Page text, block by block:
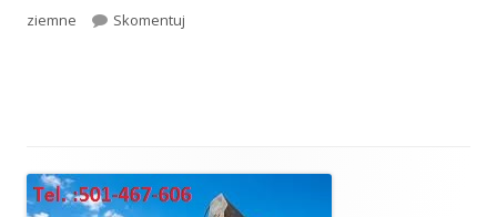
ziemne
Skomentuj
Główny